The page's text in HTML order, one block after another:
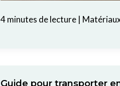
4 minutes de lecture |
Guide pour transporter